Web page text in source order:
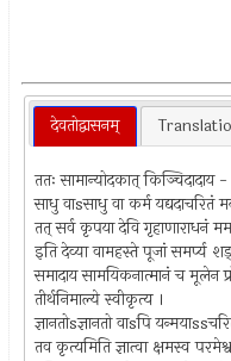
देवतोद्वासनम्
ततः सामान्योदकात् किञ्चिदादाय -
साधु वाsसाधु वा कर्म यद्यदाचरितं
तत् सर्व कृपया देवि गृहाणाराधनं
इति देव्या वामहस्ते पूजां समर्प्य
समादाय सामयिकनात्मानं च मूलेन
तीर्थनिमाल्ये स्वीकृत्य ।
ज्ञानतोsज्ञानतो वाsपि
तव कृत्यमिति ज्ञात्वा क्षमस्व